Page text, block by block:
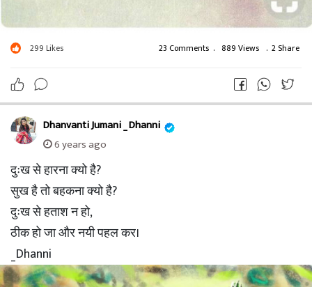
299 Likes 23 Comments . 889 Views . 2 Share
Dhanvanti Jumani _ Dhanni
6 years ago
दुःख से हारना क्यो है?
सुख है तो बहकना क्यो है?
दुःख से हताश न हो,
ठीक हो जा और नयी पहल कर।
_Dhanni
#ठीक-हो-जाओ